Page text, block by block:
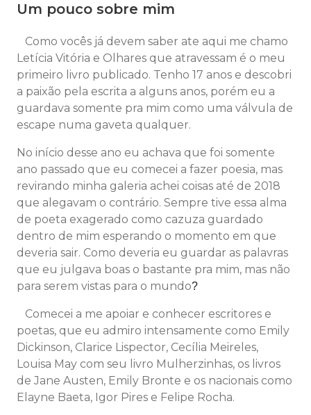
Um pouco sobre mim
Como vocês já devem saber ate aqui me chamo
Letícia Vitória e Olhares que atravessam é o meu
primeiro livro publicado. Tenho 17 anos e descobri
a paixão pela escrita a alguns anos, porém eu a
guardava somente pra mim como uma válvula de
escape numa gaveta qualquer.
No início desse ano eu achava que foi somente
ano passado que eu comecei a fazer poesia, mas
revirando minha galeria achei coisas até de 2018
que alegavam o contrário. Sempre tive essa alma
de poeta exagerado como cazuza guardado
dentro de mim esperando o momento em que
deveria sair. Como deveria eu guardar as palavras
que eu julgava boas o bastante pra mim, mas não
para serem vistas para o mundo?
Comecei a me apoiar e conhecer escritores e
poetas, que eu admiro intensamente como Emily
Dickinson, Clarice Lispector, Cecília Meireles,
Louisa May com seu livro Mulherzinhas, os livros
de Jane Austen, Emily Bronte e os nacionais como
Elayne Baeta, Igor Pires e Felipe Rocha.